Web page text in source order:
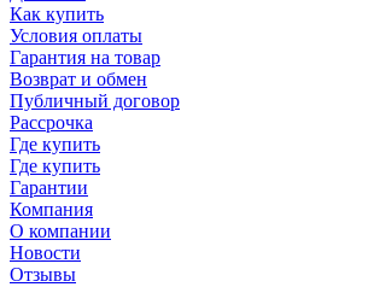
Как купить
Условия оплаты
Гарантия на товар
Возврат и обмен
Публичный договор
Рассрочка
Где купить
Где купить
Гарантии
Компания
О компании
Новости
Отзывы